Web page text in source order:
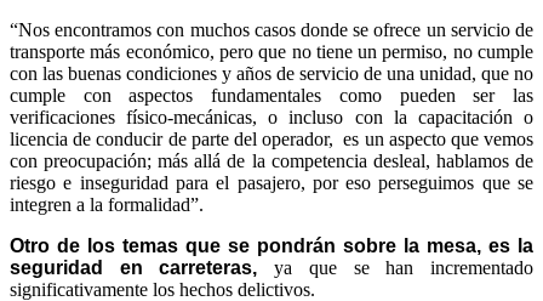
“Nos encontramos con muchos casos donde se ofrece un servicio de
transporte más económico, pero que no tiene un permiso, no cumple
con las buenas condiciones y años de servicio de una unidad, que no
cumple con aspectos fundamentales como pueden ser las
verificaciones físico-mecánicas, o incluso con la capacitación o
licencia de conducir de parte del operador, es un aspecto que vemos
con preocupación; más allá de la competencia desleal, hablamos de
riesgo e inseguridad para el pasajero, por eso perseguimos que se
integren a la formalidad”.
Otro de los temas que se pondrán sobre la mesa, es la
seguridad en carreteras, ya que se han incrementado
significativamente los hechos delictivos.